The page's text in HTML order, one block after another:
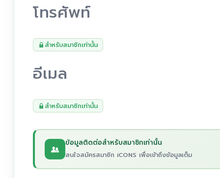
โทรศัพท์
สำหรับสมาชิกเท่านั้น
อีเมล
สำหรับสมาชิกเท่านั้น
ข้อมูลติดต่อสำหรับสมาชิกเท่านั้น
สนใจสมัครสมาชิก iCONS เพื่อเข้าถึงข้อมูลเต็ม